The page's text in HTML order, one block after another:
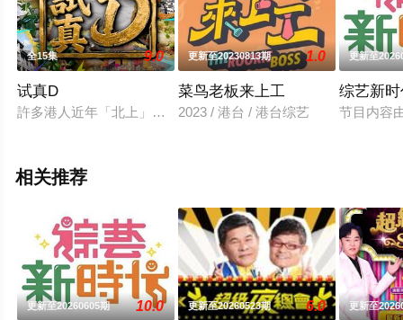
全15集 9.0
试真D
許多港人近年「北上」玩樂，不論食、買、玩、住，想必已有
更新至20230813期 1.0
菜鸟老板来上工
2023 / 港台 / 港台综艺
更新至
综艺新
节目内容
相关推荐
更新至20260605期 10.0 更新至20260523期 6.0 更新至